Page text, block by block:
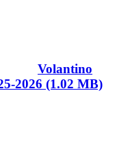
Volantino
2026 (1.02 MB)